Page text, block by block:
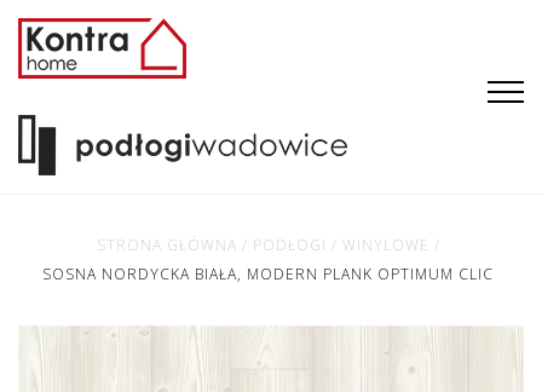
STRONA GŁÓWNA / PODŁOGI / WINYLOWE /
SOSNA NORDYCKA BIAŁA, MODERN PLANK OPTIMUM CLIC